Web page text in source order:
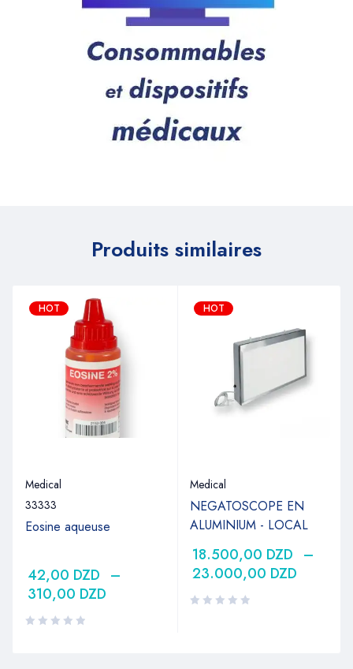
Produits similaires
HOT
Medical
33333
Eosine aqueuse
42,00 DZD –
310,00 DZD
HOT
Medical
NEGATOSCOPE EN
ALUMINIUM - LOCAL
18.500,00 DZD –
23.000,00 DZD